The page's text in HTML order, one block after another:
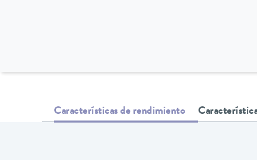
Características de rendimiento